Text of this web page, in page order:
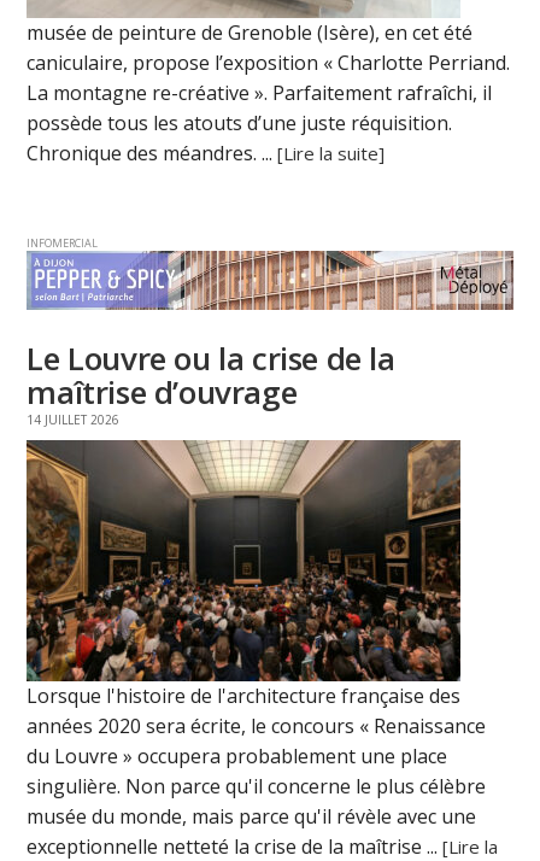
musée de peinture de Grenoble (Isère), en cet été
caniculaire, propose l’exposition « Charlotte Perriand.
La montagne re-créative ». Parfaitement rafraîchi, il
possède tous les atouts d’une juste réquisition.
Chronique des méandres. ...[Lire la suite]
INFOMERCIAL
Le Louvre ou la crise de la
maîtrise d’ouvrage
14 JUILLET 2026
Lorsque l'histoire de l'architecture française des
années 2020 sera écrite, le concours « Renaissance
du Louvre » occupera probablement une place
singulière. Non parce qu'il concerne le plus célèbre
musée du monde, mais parce qu'il révèle avec une
exceptionnelle netteté la crise de la maîtrise ...[Lire la